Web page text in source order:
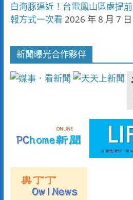
白海豚逼近！台電鳳山區處提
報方式一次看 2026 年 8 月 7 日
新聞曝光合作夥伴